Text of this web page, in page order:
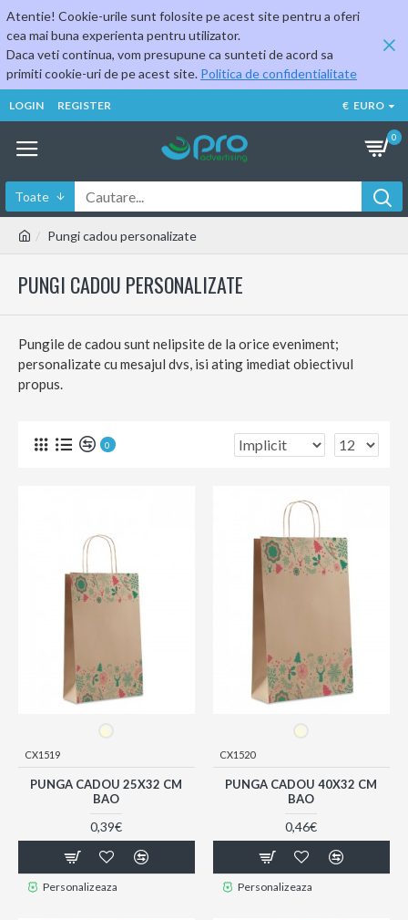
Atentie! Cookie-urile sunt folosite pe acest site pentru a oferi
cea mai buna experienta pentru utilizator.
Daca veti continua, vom presupune ca sunteti de acord sa
primiti cookie-uri de pe acest site. Politica de confidentialitate
LOGIN REGISTER € EURO
0
Toate
Pungi cadou personalizate
PUNGI CADOU PERSONALIZATE
Pungile de cadou sunt nelipsite de la orice eveniment;
personalizate cu mesajul dvs, isi ating imediat obiectivul
propus.
0
CX1519
PUNGA CADOU 25X32 CM
BAO
0,39€
Personalizeaza
CX1520
PUNGA CADOU 40X32 CM
BAO
0,46€
Personalizeaza